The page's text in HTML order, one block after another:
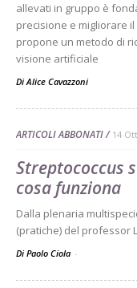
allevati in gruppo è
precisione e migliorare
propone un metodo di
visione artificiale
DiAlice Cavazzoni
ARTICOLI ABBONATI 14
Streptococcus
cosa funziona
Dalla plenaria
(pratiche) del professor
Di Paolo Ciola -